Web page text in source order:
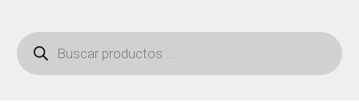
Búsqueda
de
productos